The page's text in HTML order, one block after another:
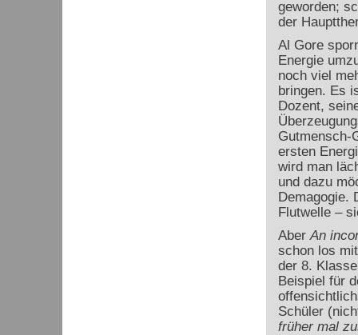
geworden;
der
Al Gore
Energie
noch viel
bringen. Es
Dozent,
Gutmensch-
ersten
wird man
und dazu
Demagogie.
Flutwelle –
AberAn
schon los
der 8.
Beispiel für
Schüler
früher mal